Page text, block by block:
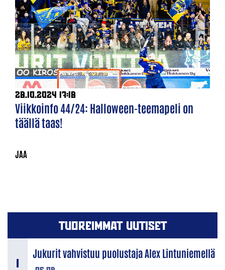
Viikkoinfo 44/24: Halloween-teemapeli on
täällä taas!
28.10.2024 17:18
TUOREIMMAT UUTISET
Jukurit vahvistuu puolustaja Alex Lintuniemellä